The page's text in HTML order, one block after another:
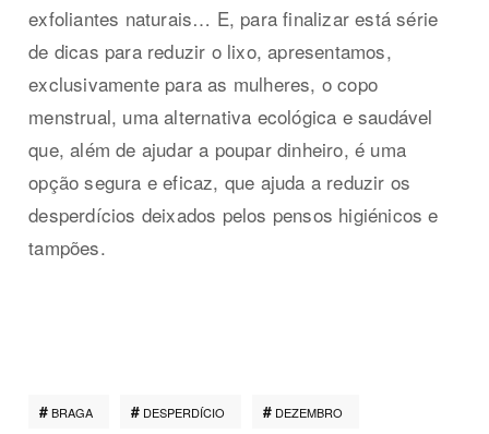
exfoliantes naturais… E, para finalizar está série
de dicas para reduzir o lixo, apresentamos,
exclusivamente para as mulheres, o copo
menstrual, uma alternativa ecológica e saudável
que, além de ajudar a poupar dinheiro, é uma
opção segura e eficaz, que ajuda a reduzir os
desperdícios deixados pelos pensos higiénicos e
tampões.
BRAGA DESPERDÍCIO DEZEMBRO